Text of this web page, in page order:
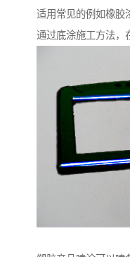
适用常见的例如橡胶
通过底涂施工方法，